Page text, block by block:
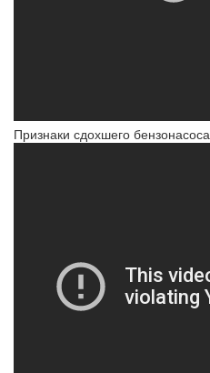
Признаки сдохшего бензонасоса